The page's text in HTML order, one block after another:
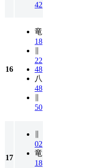
42
16
竜
18
22
48
八
48
50
17
02
竜
18